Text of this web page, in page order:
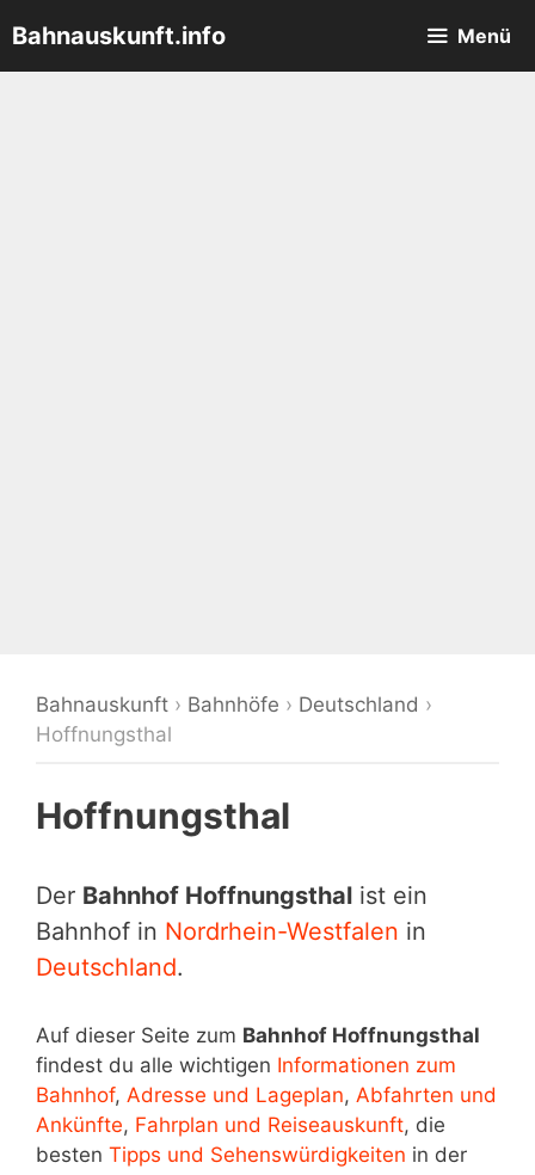
Inhalt
springen
Bahnauskunft.info Menü
Bahnauskunft › Bahnhöfe › Deutschland ›
Hoffnungsthal
Hoffnungsthal
Der Bahnhof Hoffnungsthal ist ein
Bahnhof in Nordrhein-Westfalen in
Deutschland.
Auf dieser Seite zum Bahnhof Hoffnungsthal
findest du alle wichtigen Informationen zum
Bahnhof, Adresse und Lageplan, Abfahrten und
Ankünfte, Fahrplan und Reiseauskunft, die
besten Tipps und Sehenswürdigkeiten in der